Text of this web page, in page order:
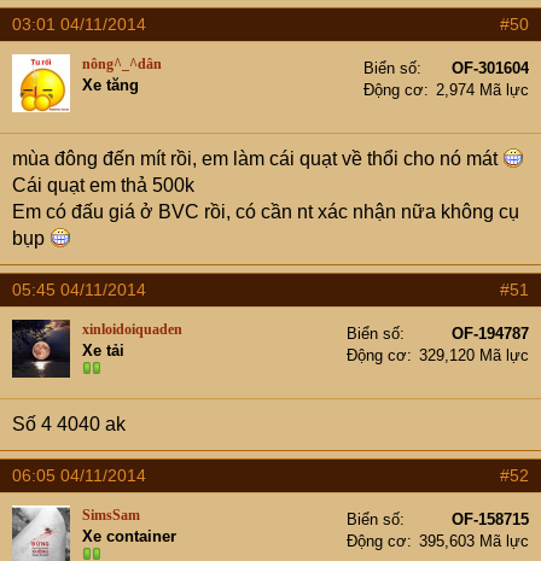
03:01 04/11/2014 #50
nông^_^dân
Xe tăng
Biển số
OF-301604
Động cơ
2,974 Mã lực
mùa đông đến mít rồi, em làm cái quạt về thổi cho nó mát
Cái quạt em thả 500k
Em có đấu giá ở BVC rồi, có cần nt xác nhận nữa không cụ
bụp
05:45 04/11/2014 #51
xinloidoiquaden
Xe tải
Biển số
OF-194787
Động cơ
329,120 Mã lực
Số 4 4040 ak
06:05 04/11/2014 #52
SimsSam
Xe container
Biển số
OF-158715
Động cơ
395,603 Mã lực